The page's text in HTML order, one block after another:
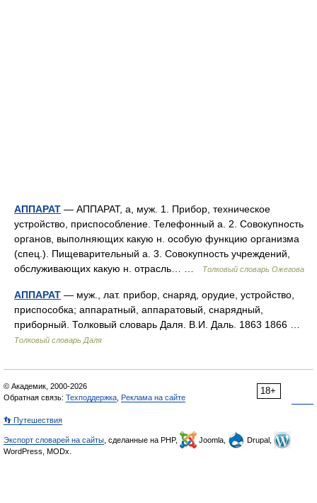
АППАРАТ — АППАРАТ, а, муж. 1. Прибор, техническое
устройство, приспособление. Телефонный а. 2. Совокупность
органов, выполняющих какую н. особую функцию организма
(спец.). Пищеварительный а. 3. Совокупность учреждений,
обслуживающих какую н. отрасль… …
Толковый словарь Ожегова
АППАРАТ — муж., лат. прибор, снаряд, орудие, устройство,
приспособка; аппаратный, аппаратовый, снарядный,
приборный. Толковый словарь Даля. В.И. Даль. 1863 1866 …
Толковый словарь Даля
18+
© Академик, 2000-2026
Обратная связь: Техподдержка Реклама на сайте
👣 Путешествия
Экспорт словарей на сайты , сделанные на PHP, Joomla,
Drupal,
WordPress, MODx.